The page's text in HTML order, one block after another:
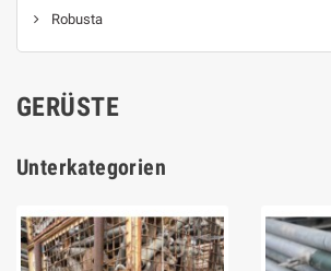
Robusta
GERÜSTE
Unterkategorien